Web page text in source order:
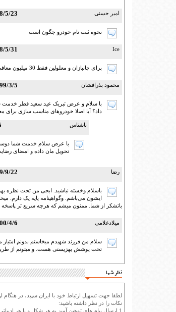
امیر حسنی - 18:14
نحوه ثبت نام خودرو جگون است
Ice
- 14:45
برای جانبازان و معلولین فقط 30 میلیون معافی قرار دادن؟! 😑
محمود بذرافشان 3/5 - 14:19
با سلام و عرض تبریک عید سعید فطر خدمت
داد؟ آیا اصلا خودروهای مناسب سازی برای
ناشناس
با عرض سلام خدمت شما دوست
تحویل مان داده و امضای
رضا - 05:56
باسلام وخسته نباشید. ابجی من تحت نظره
ایشون می‌باشم. وگواهینامه پایه یک دارم.
باتشکر از شما. ممنون میشم که هرچه سریع تر پاسخه
میلادغلامی 4/6 - 23:48
سلام من فرزند شهیدم میخاستم بدونم
تحت پوشش بهزیستی هست. و میتونم از طریق
نظر شما
لطفا جهت تسهیل ارتباط خود با ایران سپید، در هنگام
نکات را در نظر داشته باشید:
1.ارسال پیام های توهین آمیز به هر شکل و با هر